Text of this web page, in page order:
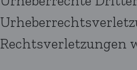
Rechtsverletzungen